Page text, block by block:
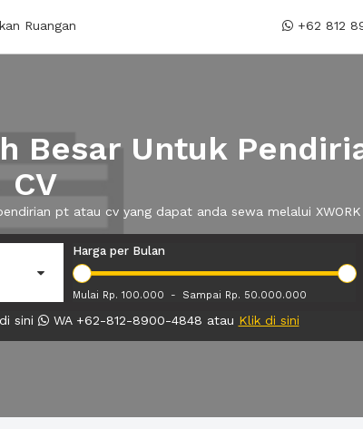
Ruangan +62 812
Besar Untuk
CV
pt atau cv yang dapat anda sewa melalui XWORK
Harga per Bulan
Mulai Rp. 100.000 - Sampai Rp. 50.000.000
sini WA +62-812-8900-4848 atau Klik di sini